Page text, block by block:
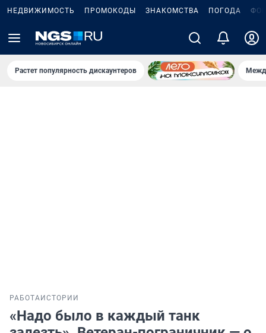
НЕДВИЖИМОСТЬ ПРОМОКОДЫ ЗНАКОМСТВА ПОГОДА
Растет популярность дискаунтеров
РАБОТА ИСТОРИИ
«Надо было в каждый танк